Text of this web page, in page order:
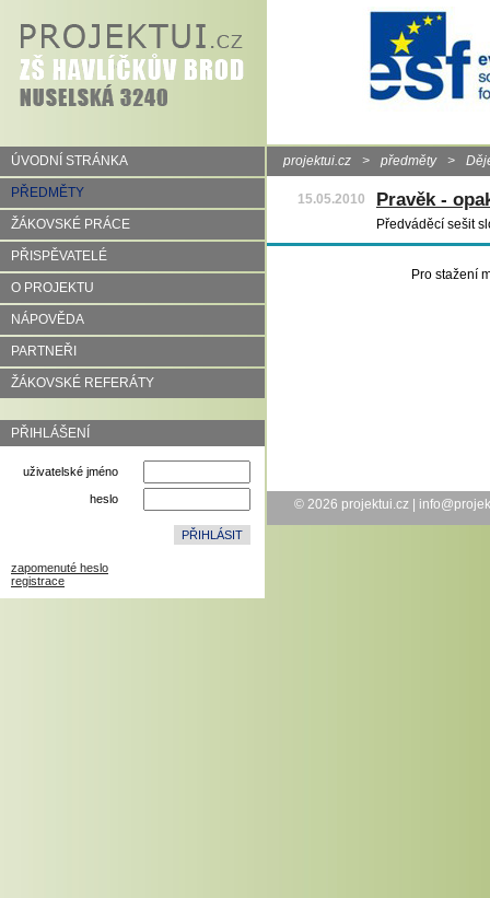
ÚVODNÍ STRÁNKA
PŘEDMĚTY
ŽÁKOVSKÉ PRÁCE
PŘISPĚVATELÉ
O PROJEKTU
NÁPOVĚDA
PARTNEŘI
ŽÁKOVSKÉ REFERÁTY
PŘIHLÁŠENÍ
uživatelské jméno
heslo
zapomenuté heslo
registrace
projektui.cz > předměty >
15.05.2010 Pravěk -
Předváděcí sešit
Pro stažení
© 2026 projektui.cz